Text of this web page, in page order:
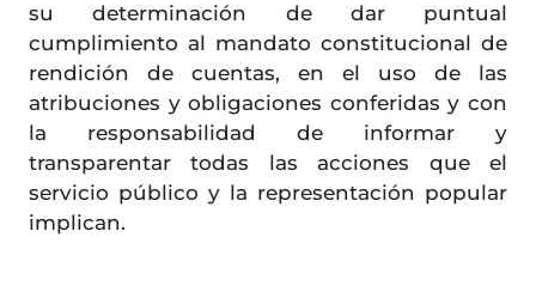
su determinación de dar puntual
cumplimiento al mandato constitucional de
rendición de cuentas, en el uso de las
atribuciones y obligaciones conferidas y con
la responsabilidad de informar y
transparentar todas las acciones que el
servicio público y la representación popular
implican.